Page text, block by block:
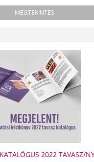
MEGTEKINTÉS
2022 TAVASZ/